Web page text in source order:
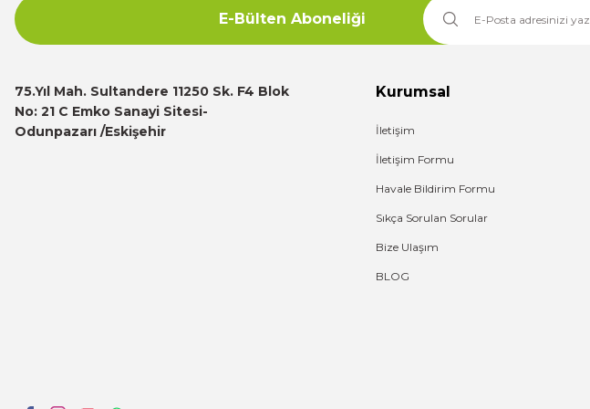
E-Bülten Aboneliği
75.Yıl Mah. Sultandere 11250 Sk. F4 Blok
No: 21 C Emko Sanayi Sitesi-
Odunpazarı /Eskişehir
Kurumsal
İletişim
İletişim Formu
Havale Bildirim Formu
Sıkça Sorulan Sorular
Bize Ulaşım
BLOG